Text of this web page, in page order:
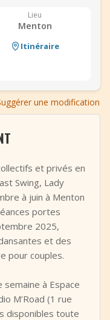
Lieu
Menton
Itinéraire
une modification
et privés en
Swing, Lady
à juin à Menton
portes
2025,
et des
pour couples.
semaine à Espace
M’Road (1 rue
disponibles toute